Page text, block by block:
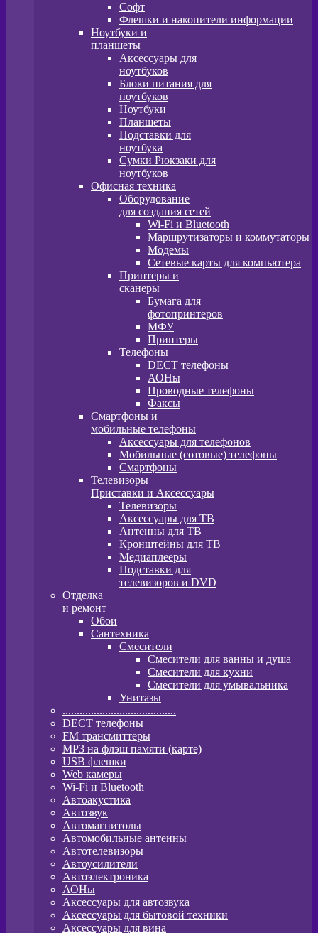
Софт
Флешки и накопители информации
Ноутбуки и
планшеты
Аксессуары для
ноутбуков
Блоки питания для
ноутбуков
Ноутбуки
Планшеты
Подставки для
ноутбука
Сумки Рюкзаки для
ноутбуков
Офисная техника
Оборудование
для создания сетей
Wi-Fi и Bluetooth
Маршрутизаторы и коммутаторы
Модемы
Сетевые карты для компьютера
Принтеры и
сканеры
Бумага для
фотопринтеров
МФУ
Принтеры
Телефоны
DECT телефоны
АОНы
Проводные телефоны
Факсы
Смартфоны и
мобильные телефоны
Аксессуары для телефонов
Мобильные (сотовые) телефоны
Смартфоны
Телевизоры
Приставки и Аксессуары
Телевизоры
Аксессуары для ТВ
Антенны для ТВ
Кронштейны для ТВ
Медиаплееры
Подставки для
телевизоров и DVD
Отделка
и ремонт
Обои
Сантехника
Смесители
Смесители для ванны и душа
Смесители для кухни
Смесители для умывальника
Унитазы
........................................
DECT телефоны
FM трансмиттеры
MP3 на флэш памяти (карте)
USB флешки
Web камеры
Wi-Fi и Bluetooth
Автоакустика
Автозвук
Автомагнитолы
Автомобильные антенны
Автотелевизоры
Автоусилители
Автоэлектроника
АОНы
Аксессуары для автозвука
Аксессуары для бытовой техники
Аксессуары для вина